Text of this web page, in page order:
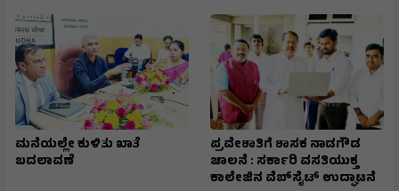
ಮನೆಯಲ್ಲೇ ಕುಳಿತು ಖಾತೆ
ಬದಲಾವಣೆ
ಪ್ರವೇಶಾತಿಗೆ ಶಾಸಕ ನಾಡಗೌಡ
ಚಾಲನೆ : ಸರ್ಕಾರಿ ವಸತಿಯುಕ್ತ
ಕಾಲೇಜಿನ ವೆಬ್‌ಸೈಟ್ ಉದ್ಘಾಟನೆ